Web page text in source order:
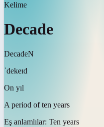
Kelime
Decade
DecadeN
ˈdekeɪd
On yıl
A period of ten years
Eş anlamlılar: Ten years